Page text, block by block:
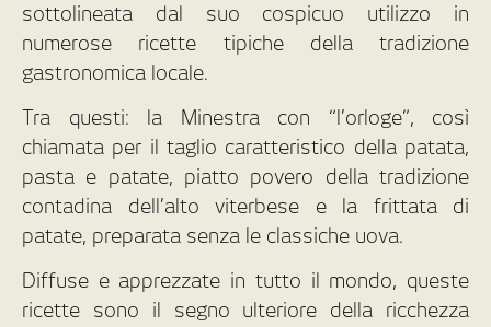
sottolineata dal suo cospicuo utilizzo in
numerose ricette tipiche della tradizione
gastronomica locale.
Tra questi: la Minestra con “l’orloge”, così
chiamata per il taglio caratteristico della patata,
pasta e patate, piatto povero della tradizione
contadina dell’alto viterbese e la frittata di
patate, preparata senza le classiche uova.
Diffuse e apprezzate in tutto il mondo, queste
ricette sono il segno ulteriore della ricchezza